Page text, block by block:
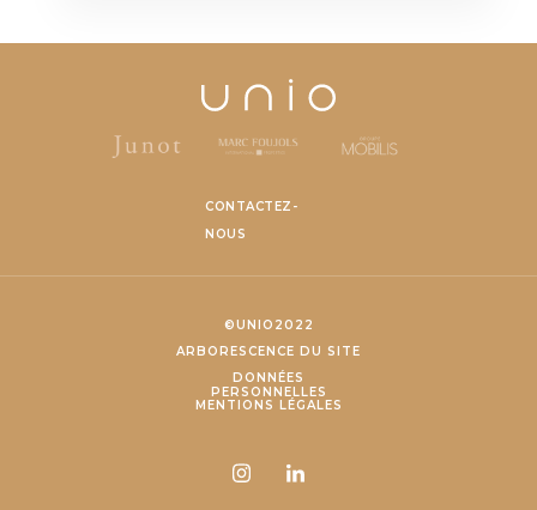
CONTACTEZ-
NOUS
©UNIO2022
ARBORESCENCE DU SITE
DONNÉES
PERSONNELLES
MENTIONS LÉGALES